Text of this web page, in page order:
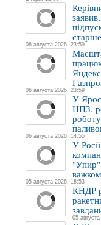
06 августа 2026, 23:59
06 августа 2026, 23:59
У
НПЗ,
06 августа 2026, 14:55
У
05 августа 2026, 18:53
КНДР
05